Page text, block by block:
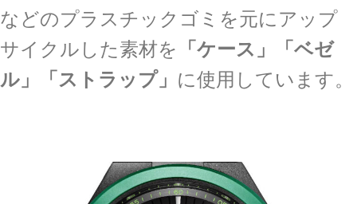
などのプラスチックゴミを元にアップ
サイクルした素材を 「ケース」「ベゼ
ル」「ストラップ」 に使用しています。